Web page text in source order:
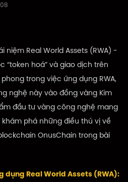
niệm Real World Assets (RWA) -
“token hoá” và giao dịch trên
trong việc ứng dụng RWA,
nghệ này vào đồng vàng Kim
đầu tư vàng công nghệ mang
phá những điều thú vị về
OnusChain trong bài
dụng Real World Assets (RWA):